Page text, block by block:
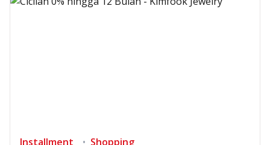
Installment Shopping